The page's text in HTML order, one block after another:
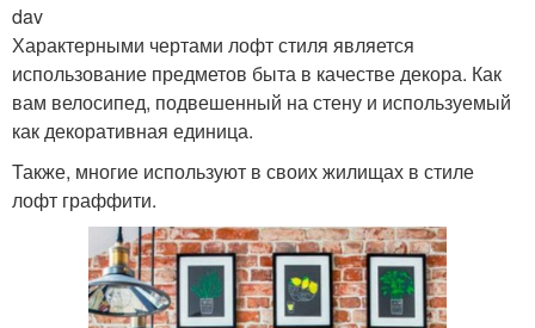
dav
Характерными чертами лофт стиля является
использование предметов быта в качестве декора. Как
вам велосипед, подвешенный на стену и используемый
как декоративная единица.
Также, многие используют в своих жилищах в стиле
лофт граффити.